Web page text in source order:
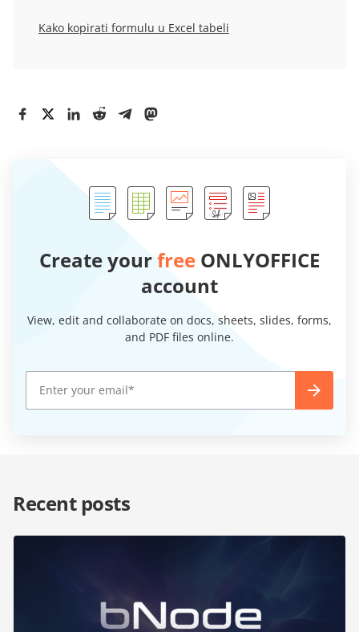
Kako kopirati formulu u Excel tabeli
Create yourfree ONLYOFFICE
account
View, edit and collaborate on docs, sheets, slides, forms,
and PDF files online.
Recent posts